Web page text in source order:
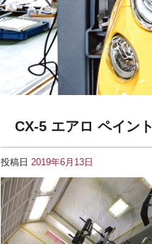
CX-5 エアロ ペイント
投稿日 2019年6月13日